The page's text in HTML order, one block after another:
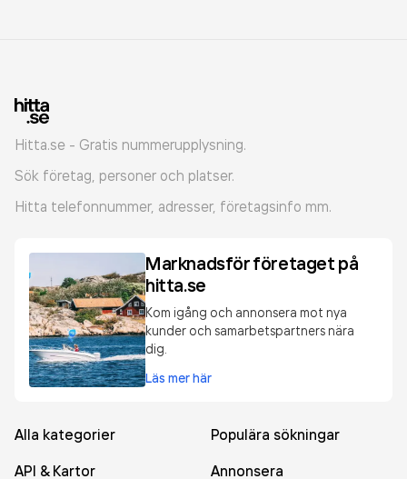
Hitta.se - Gratis nummerupplysning.
Sök företag, personer och platser.
Hitta telefonnummer, adresser, företagsinfo mm.
Marknadsför företaget på
hitta.se
Kom igång och annonsera mot nya
kunder och samarbetspartners nära
dig.
Läs mer här
Alla kategorier
Populära sökningar
API & Kartor
Annonsera